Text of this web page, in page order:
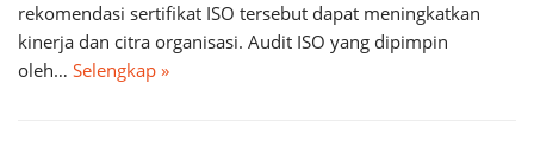
rekomendasi sertifikat ISO tersebut dapat meningkatkan
kinerja dan citra organisasi. Audit ISO yang dipimpin
oleh… Selengkap »